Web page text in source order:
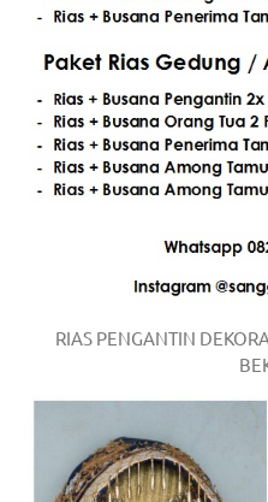
RIAS PENGANTIN